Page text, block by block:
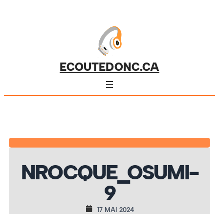
ECOUTEDONC.CA
NROCQUE_OSUMI-
9
17 MAI 2024